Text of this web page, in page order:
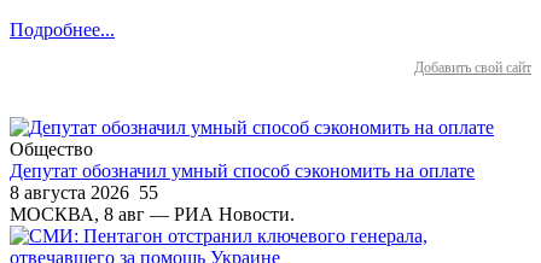
Подробнее...
Добавить свой сайт
Общество
Депутат обозначил умный способ сэкономить на оплате
8 августа 2026 55
МОСКВА, 8 авг — РИА Новости.